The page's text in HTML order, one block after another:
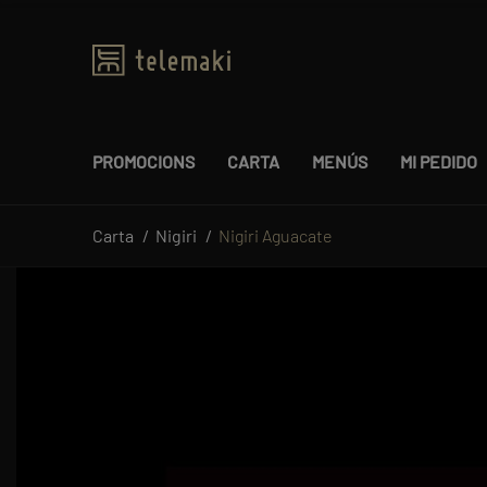
PROMOCIONS CARTA MENÚS MI PEDIDO
Carta Nigiri Nigiri Aguacate